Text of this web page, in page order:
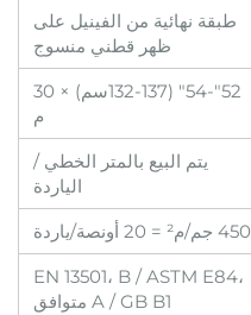
طبقة نهائية من الفينيل على
ظهر قطني منسوج
52"-54" (132-137سم) × 30
م
يتم البيع بالمتر الخطي /
الياردة
450 جم/م² = 20 أونصة/ياردة
EN 13501، B / ASTM E84،
A / GB B1 متوافق